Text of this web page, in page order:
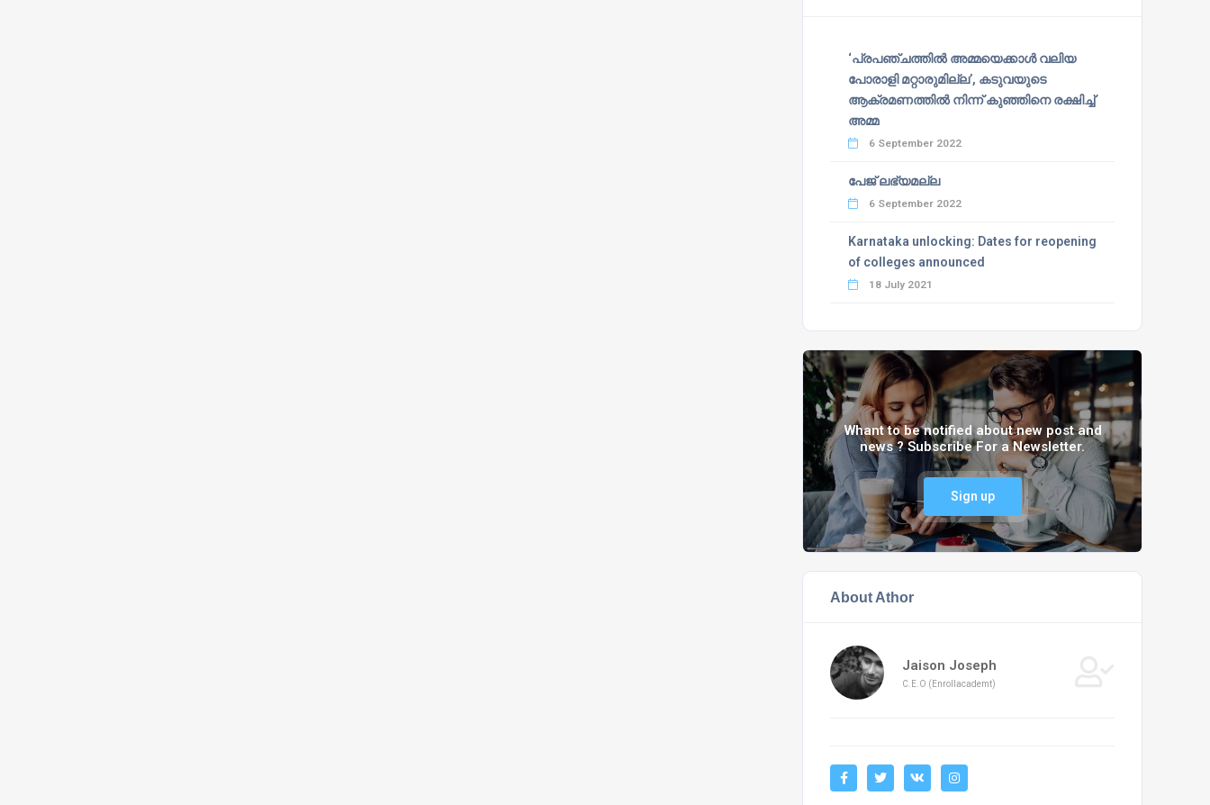
‘പ്രപഞ്ചത്തില്‍ അമ്മയെക്കാള്‍ വലിയ
പോരാളി മറ്റാരുമില്ല’, കടുവയുടെ
ആക്രമണത്തില്‍ നിന്ന് കുഞ്ഞിനെ രക്ഷിച്ച്
അമ്മ
6 September 2022
പേജ് ലഭ്യമല്ല
6 September 2022
Karnataka unlocking: Dates for reopening
of colleges announced
18 July 2021
Whant to be notified about new post and
news ? Subscribe For a Newsletter.
Sign up
About Athor
Jaison Joseph
C.E.O (Enrollacademt)